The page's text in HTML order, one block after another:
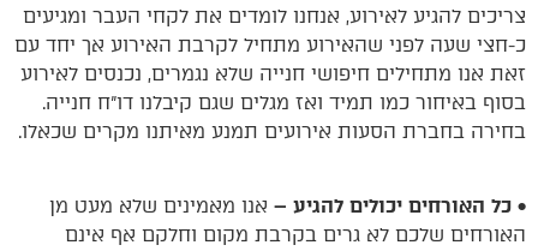
צריכים להגיע לאירוע, אנחנו לומדים את לקחי העבר ומגיעים
כ-חצי שעה לפני שהאירוע מתחיל לקרבת האירוע אך יחד עם
זאת אנו מתחילים חיפושי חנייה שלא נגמרים, נכנסים לאירוע
בסוף באיחור כמו תמיד ואז מגלים שגם קיבלנו דו"ח חנייה.
בחירה בחברת הסעות אירועים תמנע מאיתנו מקרים שכאלו.
• כל האורחים יכולים להגיע – אנו מאמינים שלא מעט מן
האורחים שלכם לא גרים בקרבת מקום וחלקם אף אינם